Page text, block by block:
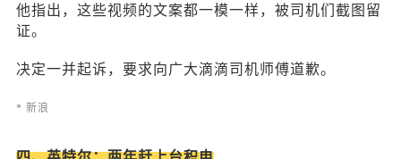
他指出，这些视频的文案都一模一样，被司机们截图留
证。
决定一并起诉，要求向广大滴滴司机师傅道歉。
* 新浪